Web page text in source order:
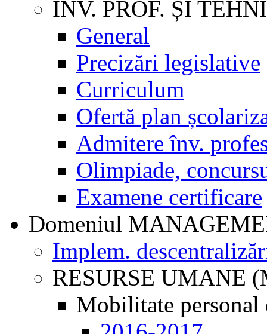
ÎNV. PROF. ȘI
General
Precizări legislative
Curriculum
Ofertă plan
Admitere înv.
Olimpiade,
Examene certificare
Domeniul
Implem.
RESURSE UMANE
Mobilitate personal